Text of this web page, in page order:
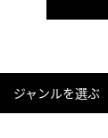
ジャンルを選ぶ